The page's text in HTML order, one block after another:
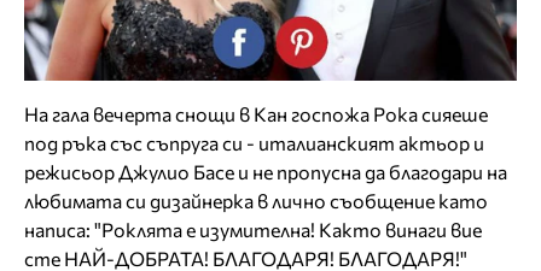
На гала вечерта снощи в Кан госпожа Рока сияеше
под ръка със съпруга си - италианският актьор и
режисьор Джулио Басе и не пропусна да благодари на
любимата си дизайнерка в лично съобщение като
написа: "Роклята е изумителна! Както винаги вие
сте НАЙ-ДОБРАТА! БЛАГОДАРЯ! БЛАГОДАРЯ!"